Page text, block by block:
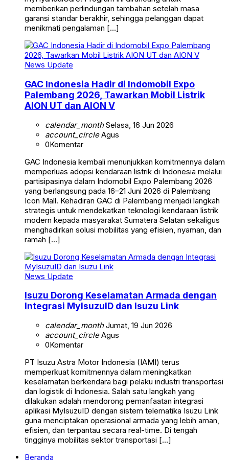
memberikan perlindungan tambahan setelah masa
garansi standar berakhir, sehingga pelanggan dapat
menikmati pengalaman […]
News Update
GAC Indonesia Hadir di Indomobil Expo
Palembang 2026, Tawarkan Mobil Listrik
AION UT dan AION V
calendar_monthSelasa, 16 Jun 2026
account_circleAgus
0Komentar
GAC Indonesia kembali menunjukkan komitmennya dalam
memperluas adopsi kendaraan listrik di Indonesia melalui
partisipasinya dalam Indomobil Expo Palembang 2026
yang berlangsung pada 16–21 Juni 2026 di Palembang
Icon Mall. Kehadiran GAC di Palembang menjadi langkah
strategis untuk mendekatkan teknologi kendaraan listrik
modern kepada masyarakat Sumatera Selatan sekaligus
menghadirkan solusi mobilitas yang efisien, nyaman, dan
ramah […]
News Update
Isuzu Dorong Keselamatan Armada dengan
Integrasi MyIsuzuID dan Isuzu Link
calendar_monthJumat, 19 Jun 2026
account_circleAgus
0Komentar
PT Isuzu Astra Motor Indonesia (IAMI) terus
memperkuat komitmennya dalam meningkatkan
keselamatan berkendara bagi pelaku industri transportasi
dan logistik di Indonesia. Salah satu langkah yang
dilakukan adalah mendorong pemanfaatan integrasi
aplikasi MyIsuzuID dengan sistem telematika Isuzu Link
guna menciptakan operasional armada yang lebih aman,
efisien, dan terpantau secara real-time. Di tengah
tingginya mobilitas sektor transportasi […]
Beranda